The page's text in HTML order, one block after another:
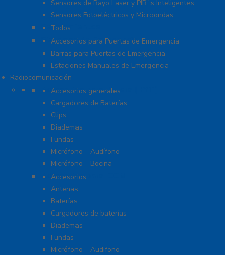
Sensores de Rayo Laser y PIR´s Inteligentes
Sensores Fotoeléctricos y Microondas
Señalamientos
Todos
Sistemas de Emergencia
Accesorios para Puertas de Emergencia
Barras para Puertas de Emergencia
Estaciones Manuales de Emergencia
Radiocomunicación
Accesorios para Hytera (HYT)
Accesorios generales
Cargadores de Baterías
Clips
Diademas
Fundas
Micrófono – Audífono
Micrófono – Bocina
Accesorios para ICOM
Accesorios
Antenas
Baterías
Cargadores de baterías
Diademas
Fundas
Micrófono – Audifono